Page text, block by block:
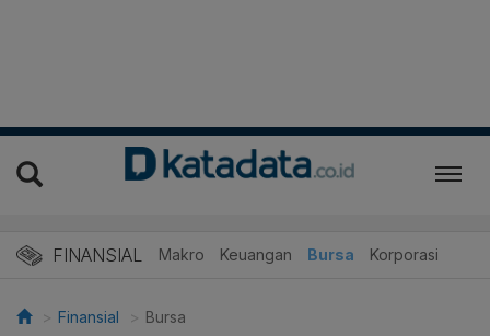
FINANSIAL Makro Keuangan Bursa Korporasi
Finansial Bursa